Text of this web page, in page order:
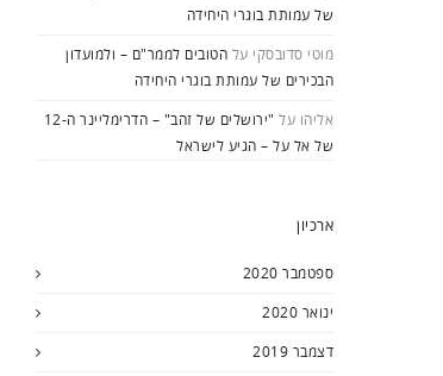
של עמותת בוגרי היחידה
מוטי סדובסקי על הטובים לממר"ם – ולמועדון
הבכירים של עמותת בוגרי היחידה
אליהו על
"ירושלים של זהב" – הדרימליינר ה-12
של אל על – הגיע לישראל
ארכיון
ספטמבר 2020
ינואר 2020
דצמבר 2019